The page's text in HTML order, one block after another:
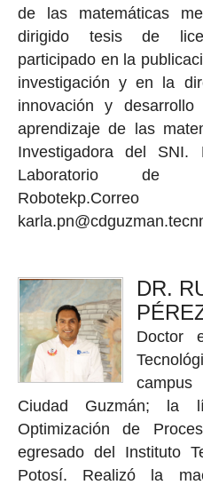
de las matemáticas
dirigido tesis de
participado en la
investigación y en la
innovación y desarrollo
aprendizaje de las
Investigadora del SNI.
Laboratorio de
DR.
Doctor
campus
Ciudad Guzmán; la
Optimización de
egresado del Instituto
Potosí. Realizó la